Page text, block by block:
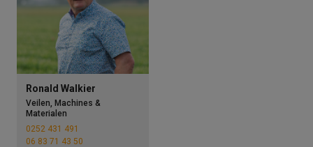
Ronald Walkier
Veilen, Machines &
Materialen
0252 431 491
06 83 71 43 50